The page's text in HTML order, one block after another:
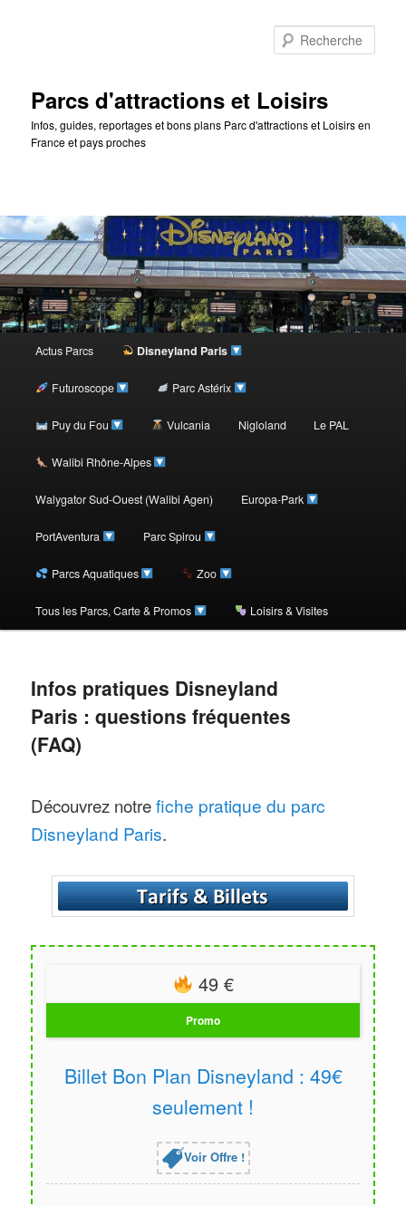
Parcs d'attractions et Loisirs
Infos, guides, reportages et bons plans Parc d'attractions et Loisirs en
France et pays proches
Menu
Aller
contenu
Actus Parcs Disneyland Paris
Futuroscope Parc Astérix
Puy du Fou Vulcania Nigloland Le PAL
Walibi Rhône-Alpes
Walygator Sud-Ouest (Walibi Agen) Europa-Park
PortAventura Parc Spirou
Parcs Aquatiques Zoo
Tous les Parcs, Carte & Promos Loisirs & Visites
Infos pratiques Disneyland
Paris : questions fréquentes
(FAQ)
Découvrez notrefiche pratique du parc
Disneyland Paris.
49 €
Promo
Billet Bon Plan Disneyland : 49€
seulement !
Voir Offre !